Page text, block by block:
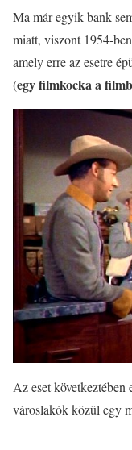
Ma már egyik bank
miatt, viszont 1954-
amely erre az esetre
(egy filmkocka a
Az eset következtében
városlakók közül egy